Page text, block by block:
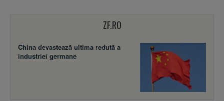
ZF.RO
China devastează ultima redută a
industriei germane